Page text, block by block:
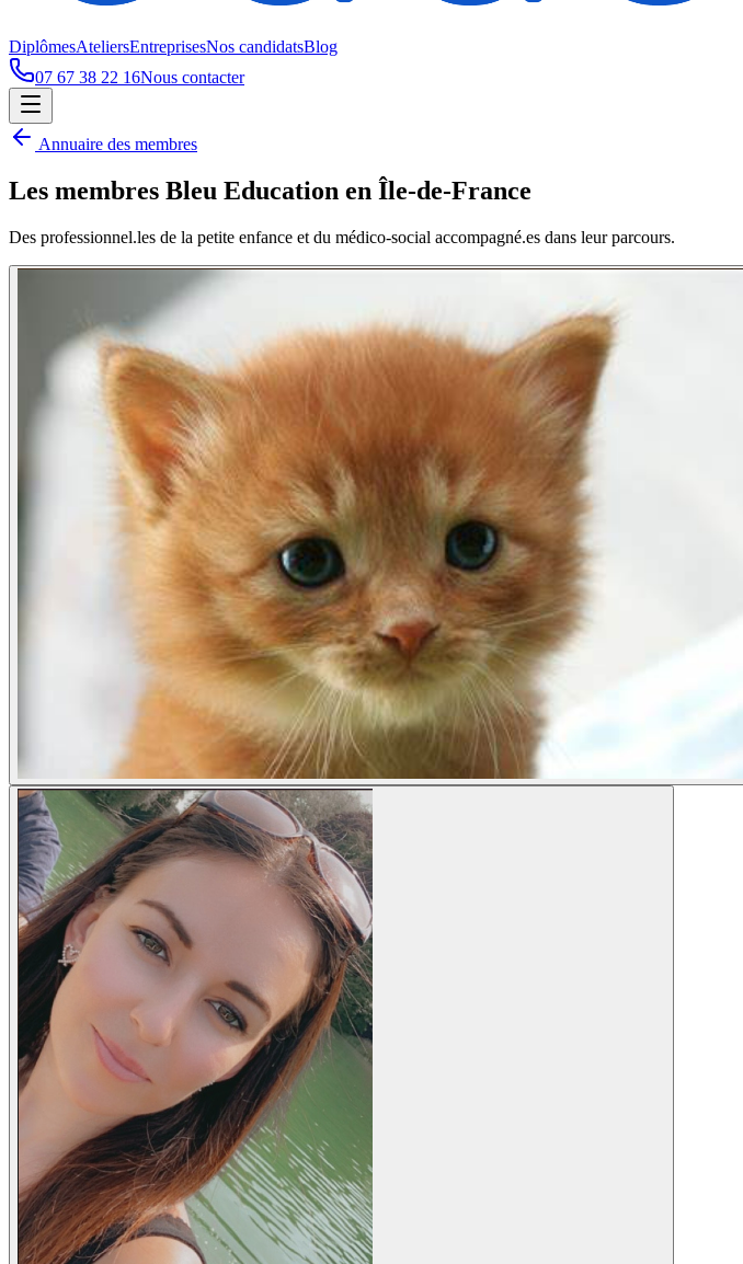
DiplômesAteliersEntreprisesNos candidatsBlog
07 67 38 22 16Nous contacter
Annuaire des membres
Les membres Bleu Education enÎle-de-France
Des professionnel.les de la petite enfance et du médico-social accompagné.es dans leur parcours.